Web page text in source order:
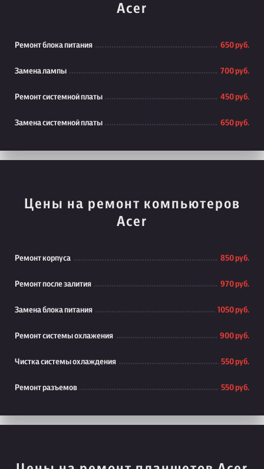
Acer
Ремонт блока питания 650 руб.
Замена лампы 700 руб.
Ремонт системной платы 450 руб.
Замена системной платы 650 руб.
Цены на ремонт компьютеров
Acer
Ремонт корпуса 850 руб.
Ремонт после залития 970 руб.
Замена блока питания 1050 руб.
Ремонт системы охлажения 900 руб.
Чистка системы охлаждения 550 руб.
Ремонт разъемов 550 руб.